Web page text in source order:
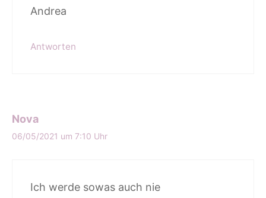
Andrea
Antworten
Nova
06/05/2021 um 7:10 Uhr
Ich werde sowas auch nie